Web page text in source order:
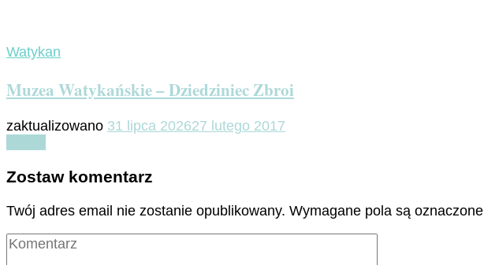
Watykan
Muzea Watykańskie – Dziedziniec Zbroi
zaktualizowano 31 lipca 202627 lutego 2017
Zostaw komentarz
Twój adres email nie zostanie opublikowany. Wymagane pola są oznaczone